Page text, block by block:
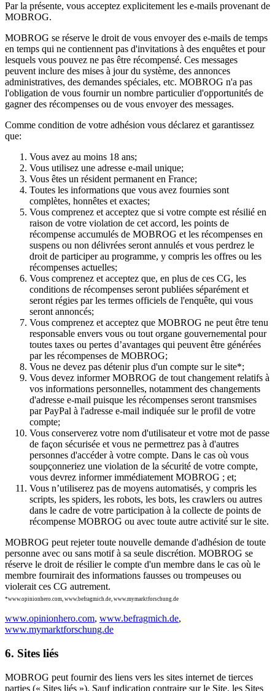
Par la présente, vous acceptez explicitement les e-mails provenant de
MOBROG.
MOBROG se réserve le droit de vous envoyer des e-mails de temps
en temps qui ne contiennent pas d'invitations à des enquêtes et pour
lesquels vous pouvez ne pas être récompensé. Ces messages
peuvent inclure des mises à jour du système, des annonces
administratives, des demandes spéciales, etc. MOBROG n'a pas
l'obligation de vous fournir un nombre particulier d'opportunités de
gagner des récompenses ou de vous envoyer des messages.
Comme condition de votre adhésion vous déclarez et garantissez
que:
Vous avez au moins 18 ans;
Vous utilisez une adresse e-mail unique;
Vous êtes un résident permanent en France;
Toutes les informations que vous avez fournies sont
complètes, honnêtes et exactes;
Vous comprenez et acceptez que si votre compte est résilié en
raison de votre violation de cet accord, les points de
récompense accumulés de MOBROG et les récompenses en
suspens ou non délivrées seront annulés et vous perdrez le
droit de participer au programme, y compris les offres ou les
récompenses actuelles;
Vous comprenez et acceptez que, en plus de ces CG, les
conditions de récompenses seront publiées séparément et
seront régies par les termes officiels de l'enquête, qui vous
seront annoncés;
Vous comprenez et acceptez que MOBROG ne peut être tenu
responsable envers vous ou tout organe gouvernemental pour
toutes taxes ou pertes d’avantages qui peuvent être générées
par les récompenses de MOBROG;
Vous ne devez pas détenir plus d'un compte sur le site*;
Vous devez informer MOBROG de tout changement relatifs à
vos informations personnelles, notamment des changements
d'adresse e-mail puisque les récompenses seront transmises
par PayPal à l'adresse e-mail indiquée sur le profil de votre
compte;
Vous conserverez votre nom d'utilisateur et votre mot de passe
de façon sécurisée et vous ne permettrez pas à d'autres
personnes d'accéder à votre compte. Dans le cas où vous
soupçonneriez une violation de la sécurité de votre compte,
vous devrez informer immédiatement MOBROG ; et;
Vous n’utiliserez pas de moyens automatisés, y compris les
scripts, les spiders, les robots, les bots, les crawlers ou autres
dans le cadre de votre participation à la collecte de points de
récompense MOBROG ou avec toute autre activité sur le site.
MOBROG peut rejeter toute nouvelle demande d'adhésion de toute
personne avec ou sans motif à sa seule discrétion. MOBROG se
réserve le droit de résilier le compte d'un membre dans le cas où le
membre fournirait des informations fausses ou trompeuses ou
violerait ces CG autrement.
*www.opinionhero.com, www.befragmich.de, www.mymarktforschung.de
www.opinionhero.com, www.befragmich.de,
www.mymarktforschung.de
6. Sites liés
MOBROG peut fournir des liens vers les sites internet de tierces
parties (« Sites liés »). Sauf indication contraire sur le Site, les Sites